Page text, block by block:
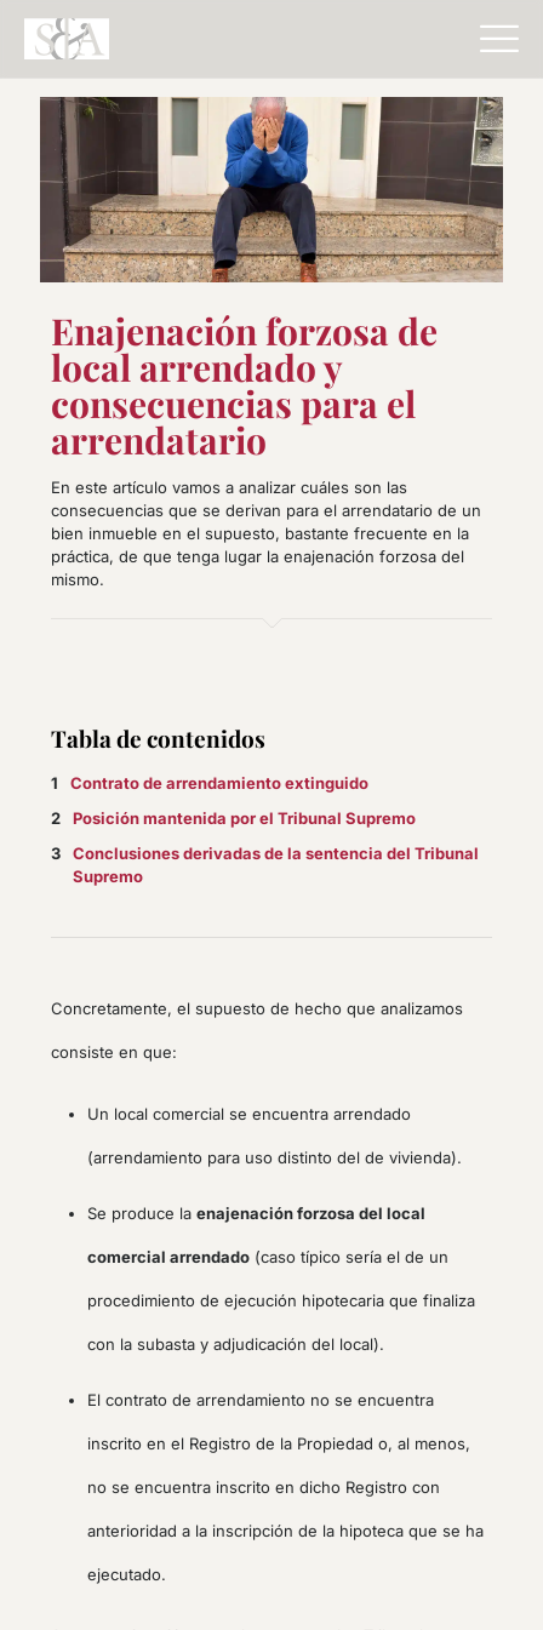
Enajenación forzosa de
local arrendado y
consecuencias para el
arrendatario
En este artículo vamos a analizar cuáles son las
consecuencias que se derivan para el arrendatario de un
bien inmueble en el supuesto, bastante frecuente en la
práctica, de que tenga lugar la enajenación forzosa del
mismo.
Tabla de contenidos
Contrato de arrendamiento extinguido
Posición mantenida por el Tribunal Supremo
Conclusiones derivadas de la sentencia del Tribunal
Supremo
Concretamente, el supuesto de hecho que analizamos
consiste en que:
Un local comercial se encuentra arrendado
(arrendamiento para uso distinto del de vivienda).
Se produce la enajenación forzosa del local
comercial arrendado(caso típico sería el de un
procedimiento de ejecución hipotecaria que finaliza
con la subasta y adjudicación del local).
El contrato de arrendamiento no se encuentra
inscrito en el Registro de la Propiedad o, al menos,
no se encuentra inscrito en dicho Registro con
anterioridad a la inscripción de la hipoteca que se ha
ejecutado.